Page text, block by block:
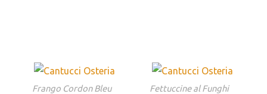
Frango Cordon Bleu Fettuccine al Funghi